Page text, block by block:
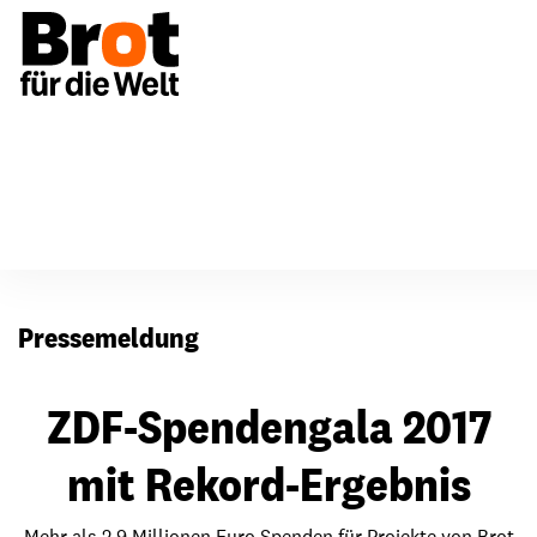
Pressemeldung
ZDF-Spendengala 2017
mit Rekord-Ergebnis